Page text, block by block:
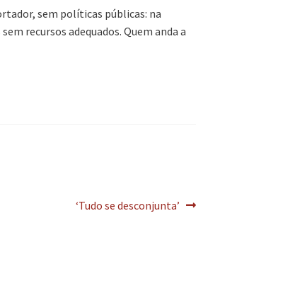
sem políticas públicas: na
recursos adequados. Quem anda a
Artigo
‘Tudo se desconjunta’